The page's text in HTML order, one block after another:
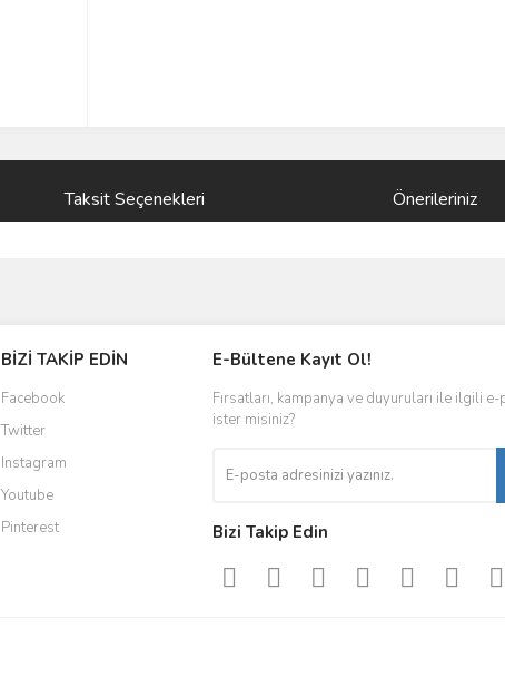
Taksit Seçenekleri Önerileriniz
BİZİ TAKİP EDİN
Facebook
Twitter
Instagram
Youtube
Pinterest
E-Bültene Kayıt Ol!
Fırsatları, kampanya ve duyuruları ile ilgili
ister misiniz?
Bizi Takip Edin